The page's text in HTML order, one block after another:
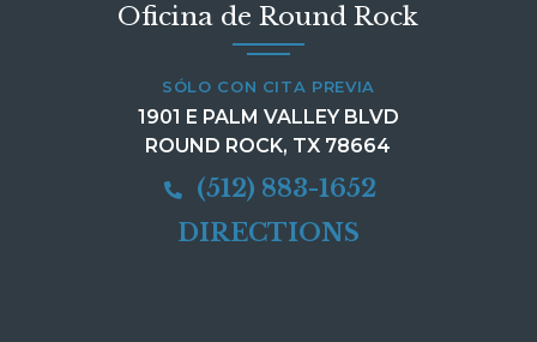
Oficina de Round Rock
SÓLO CON CITA PREVIA
1901 E PALM VALLEY BLVD
ROUND ROCK, TX 78664
(512) 883-1652
DIRECTIONS